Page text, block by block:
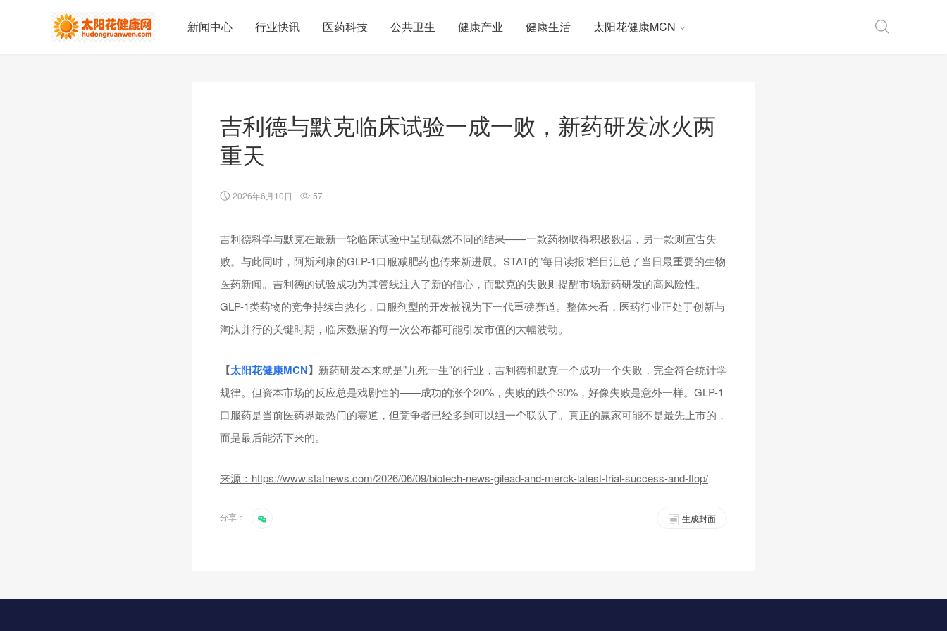
新闻中心 行业快讯 医药科技 公共卫生 健康产业 健康生活 太阳花健康MCN
吉利德与默克临床试验一成一败，新药研发冰火两
重天
2026年6月10日 57
吉利德科学与默克在最新一轮临床试验中呈现截然不同的结果——一款药物取得积极数据，另一款则宣告失
败。与此同时，阿斯利康的GLP-1口服减肥药也传来新进展。STAT的"每日读报"栏目汇总了当日最重要的生物
医药新闻。吉利德的试验成功为其管线注入了新的信心，而默克的失败则提醒市场新药研发的高风险性。
GLP-1类药物的竞争持续白热化，口服剂型的开发被视为下一代重磅赛道。整体来看，医药行业正处于创新与
淘汰并行的关键时期，临床数据的每一次公布都可能引发市值的大幅波动。
【太阳花健康MCN】 新药研发本来就是"九死一生"的行业，吉利德和默克一个成功一个失败，完全符合统计学
规律。但资本市场的反应总是戏剧性的——成功的涨个20%，失败的跌个30%，好像失败是意外一样。GLP-1
口服药是当前医药界最热门的赛道，但竞争者已经多到可以组一个联队了。真正的赢家可能不是最先上市的，
而是最后能活下来的。
来源：https://www.statnews.com/2026/06/09/biotech-news-gilead-and-merck-latest-trial-success-and-flop/
分享： 生成封面